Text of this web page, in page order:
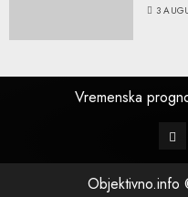
3
Vremenska
Objektivno.info